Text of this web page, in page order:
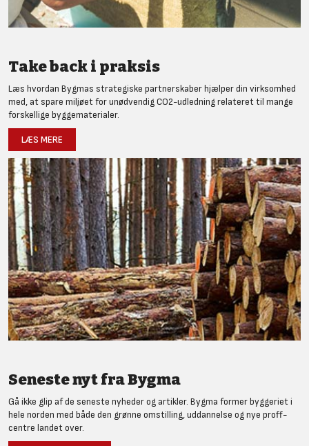
Take back i praksis
Læs hvordan Bygmas strategiske partnerskaber hjælper din virksomhed
med, at spare miljøet for unødvendig CO2-udledning relateret til mange
forskellige byggematerialer.
LÆS MERE
Seneste nyt fra Bygma
Gå ikke glip af de seneste nyheder og artikler. Bygma former byggeriet i
hele norden med både den grønne omstilling, uddannelse og nye proff-
centre landet over.